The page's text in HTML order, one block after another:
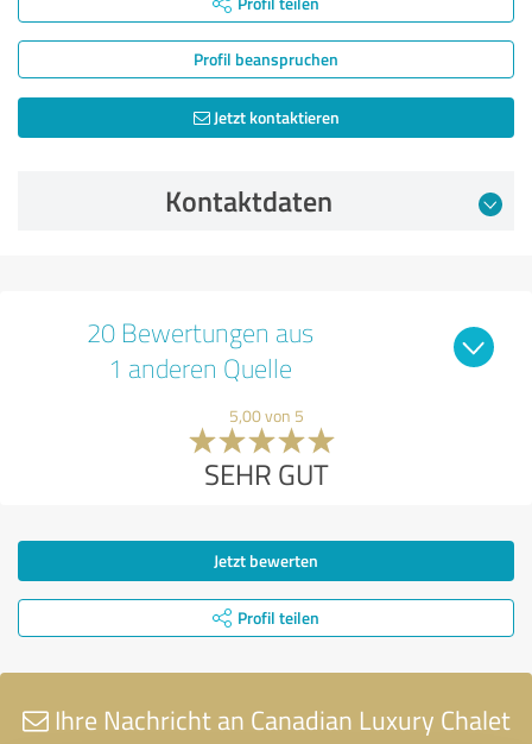
Profil beanspruchen
Jetzt kontaktieren
Kontaktdaten
20 Bewertungen aus
1 anderen Quelle
5,00 von 5
SEHR GUT
Jetzt bewerten
Profil teilen
Ihre Nachricht an Canadian Luxury Chalet